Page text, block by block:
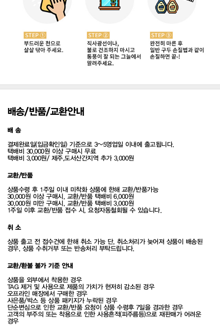
배송/반품/교환안내
배 송
결제완료일(입금확인일) 기준으로 3~5영업일 이내에 출고됩니다.
택배비 30,000원 이상 구매시 무료
택배비 3,000원/ 제주,도서산간지역 추가 3,000원
교환/반품
상품수령 후 1주일 이내 미착화 상품에 한해 교환/반품가능
30,000원 이상 구매시, 교환/반품 택배비 6,000원
30,000원 미만 구매시, 교환/반품 택배비 3,000원
1주일 이후 교환/반품 접수 시, 요청자동철회될 수 있습니다.
취 소
상품 출고 전 접수건에 한해 취소 가능 단, 취소처리가 늦어져 상품이 배송된
경우, 상품 수취거부 또는 반송처리 부탁드립니다.
교환/환불 불가 기준 안내
상품을 외부에서 착용한 경우
TAG 제거 및 사용으로 제품의 가치가 현저히 감소된 경우
오프라인 매장에서 구매한 경우
사은품/박스 등 상품 패키지가 누락된 경우
단순변심으로 인한 교환/반품 요청이 상품 수령후 7일을 경과한 경우
고객의 부주의 또는 착용으로 인한 사용흔적(피주름등)으로 재판매가 어려운
경우